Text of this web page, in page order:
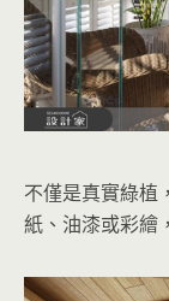
不僅是真實綠植
紙、油漆或彩繪